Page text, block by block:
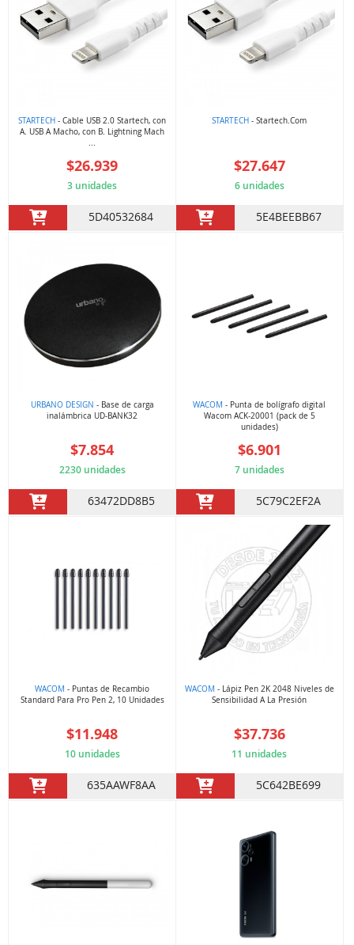
STARTECH - Cable USB 2.0 Startech, con
A. USB A Macho, con B. Lightning Mach
...
$26.939
3 unidades
5D40532684
STARTECH - Startech.Com
$27.647
6 unidades
5E4BEEBB67
URBANO DESIGN - Base de carga
inalámbrica UD-BANK32
$7.854
2230 unidades
63472DD8B5
WACOM - Punta de bolígrafo digital
Wacom ACK-20001 (pack de 5
unidades)
$6.901
7 unidades
5C79C2EF2A
WACOM - Puntas de Recambio
Standard Para Pro Pen 2, 10 Unidades
$11.948
10 unidades
635AAWF8AA
WACOM - Lápiz Pen 2K 2048 Niveles de
Sensibilidad A La Presión
$37.736
11 unidades
5C642BE699